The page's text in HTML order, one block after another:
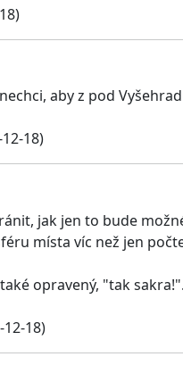
aby z pod
18)
jak jen to bude
místa víc než jen
opravený, "tak
12-18)